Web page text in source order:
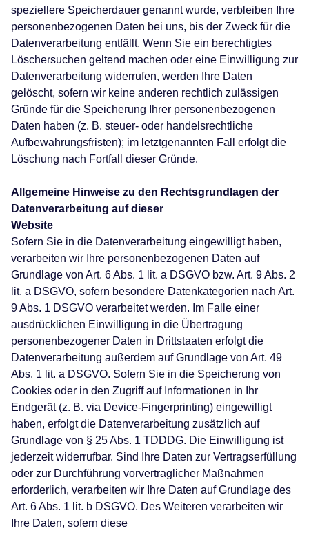
speziellere Speicherdauer genannt wurde, verbleiben Ihre
personenbezogenen Daten bei uns, bis der Zweck für die
Datenverarbeitung entfällt. Wenn Sie ein berechtigtes
Löschersuchen geltend machen oder eine Einwilligung zur
Datenverarbeitung widerrufen, werden Ihre Daten
gelöscht, sofern wir keine anderen rechtlich zulässigen
Gründe für die Speicherung Ihrer personenbezogenen
Daten haben (z. B. steuer- oder handelsrechtliche
Aufbewahrungsfristen); im letztgenannten Fall erfolgt die
Löschung nach Fortfall dieser Gründe.
Allgemeine Hinweise zu den Rechtsgrundlagen der
Datenverarbeitung auf dieser
Website
Sofern Sie in die Datenverarbeitung eingewilligt haben,
verarbeiten wir Ihre personenbezogenen Daten auf
Grundlage von Art. 6 Abs. 1 lit. a DSGVO bzw. Art. 9 Abs. 2
lit. a DSGVO, sofern besondere Datenkategorien nach Art.
9 Abs. 1 DSGVO verarbeitet werden. Im Falle einer
ausdrücklichen Einwilligung in die Übertragung
personenbezogener Daten in Drittstaaten erfolgt die
Datenverarbeitung außerdem auf Grundlage von Art. 49
Abs. 1 lit. a DSGVO. Sofern Sie in die Speicherung von
Cookies oder in den Zugriff auf Informationen in Ihr
Endgerät (z. B. via Device-Fingerprinting) eingewilligt
haben, erfolgt die Datenverarbeitung zusätzlich auf
Grundlage von § 25 Abs. 1 TDDDG. Die Einwilligung ist
jederzeit widerrufbar. Sind Ihre Daten zur Vertragserfüllung
oder zur Durchführung vorvertraglicher Maßnahmen
erforderlich, verarbeiten wir Ihre Daten auf Grundlage des
Art. 6 Abs. 1 lit. b DSGVO. Des Weiteren verarbeiten wir
Ihre Daten, sofern diese